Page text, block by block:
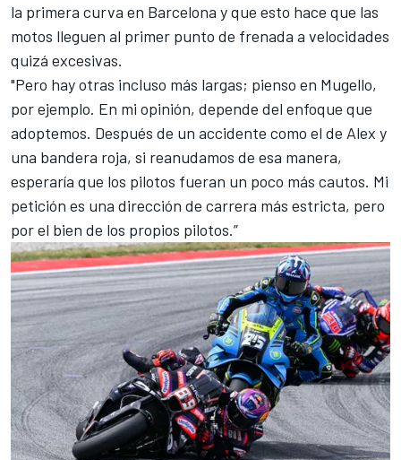
la primera curva en Barcelona y que esto hace que las
motos lleguen al primer punto de frenada a velocidades
quizá excesivas.
"Pero hay otras incluso más largas; pienso en Mugello,
por ejemplo. En mi opinión, depende del enfoque que
adoptemos. Después de un accidente como el de Alex y
una bandera roja, si reanudamos de esa manera,
esperaría que los pilotos fueran un poco más cautos. Mi
petición es una dirección de carrera más estricta, pero
por el bien de los propios pilotos.”